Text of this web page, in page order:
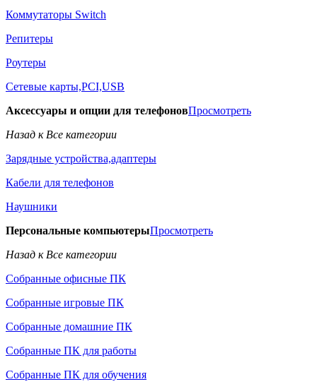
Коммутаторы Switch
Репитеры
Роутеры
Сетевые карты,PCI,USB
Аксессуары и опции для телефоновПросмотреть
Назад к Все категории
Зарядные устройства,адаптеры
Кабели для телефонов
Наушники
Персональные компьютерыПросмотреть
Назад к Все категории
Собранные офисные ПК
Собранные игровые ПК
Собранные домашние ПК
Собранные ПК для работы
Собранные ПК для обучения